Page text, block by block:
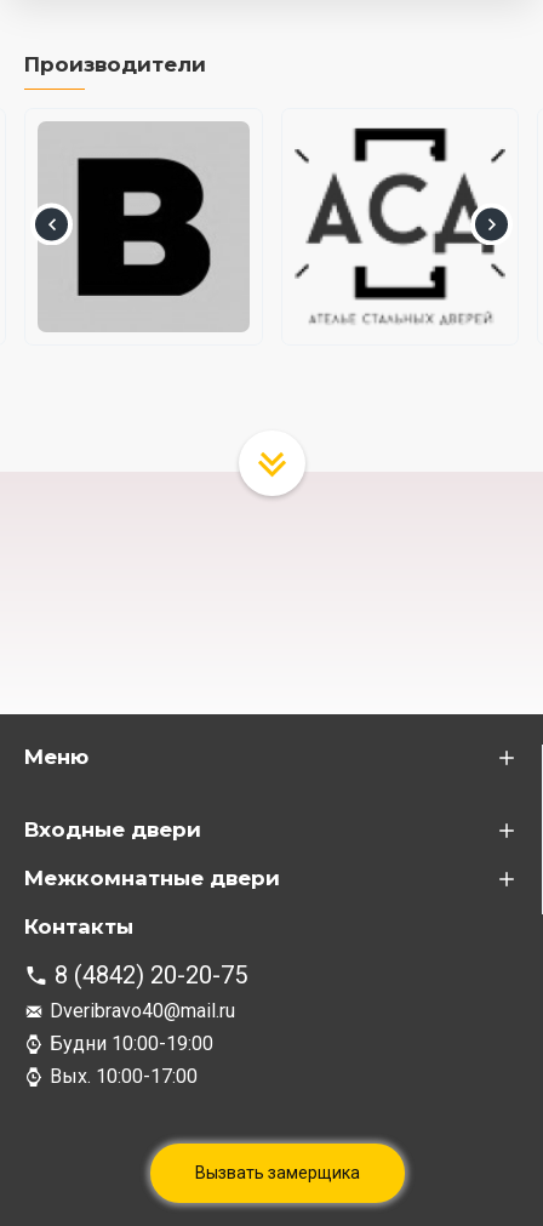
Производители
Меню
Входные двери
Межкомнатные двери
Контакты
8 (4842) 20-20-75
Dveribravo40@mail.ru
Будни 10:00-19:00
Вых. 10:00-17:00
Вызвать замерщика